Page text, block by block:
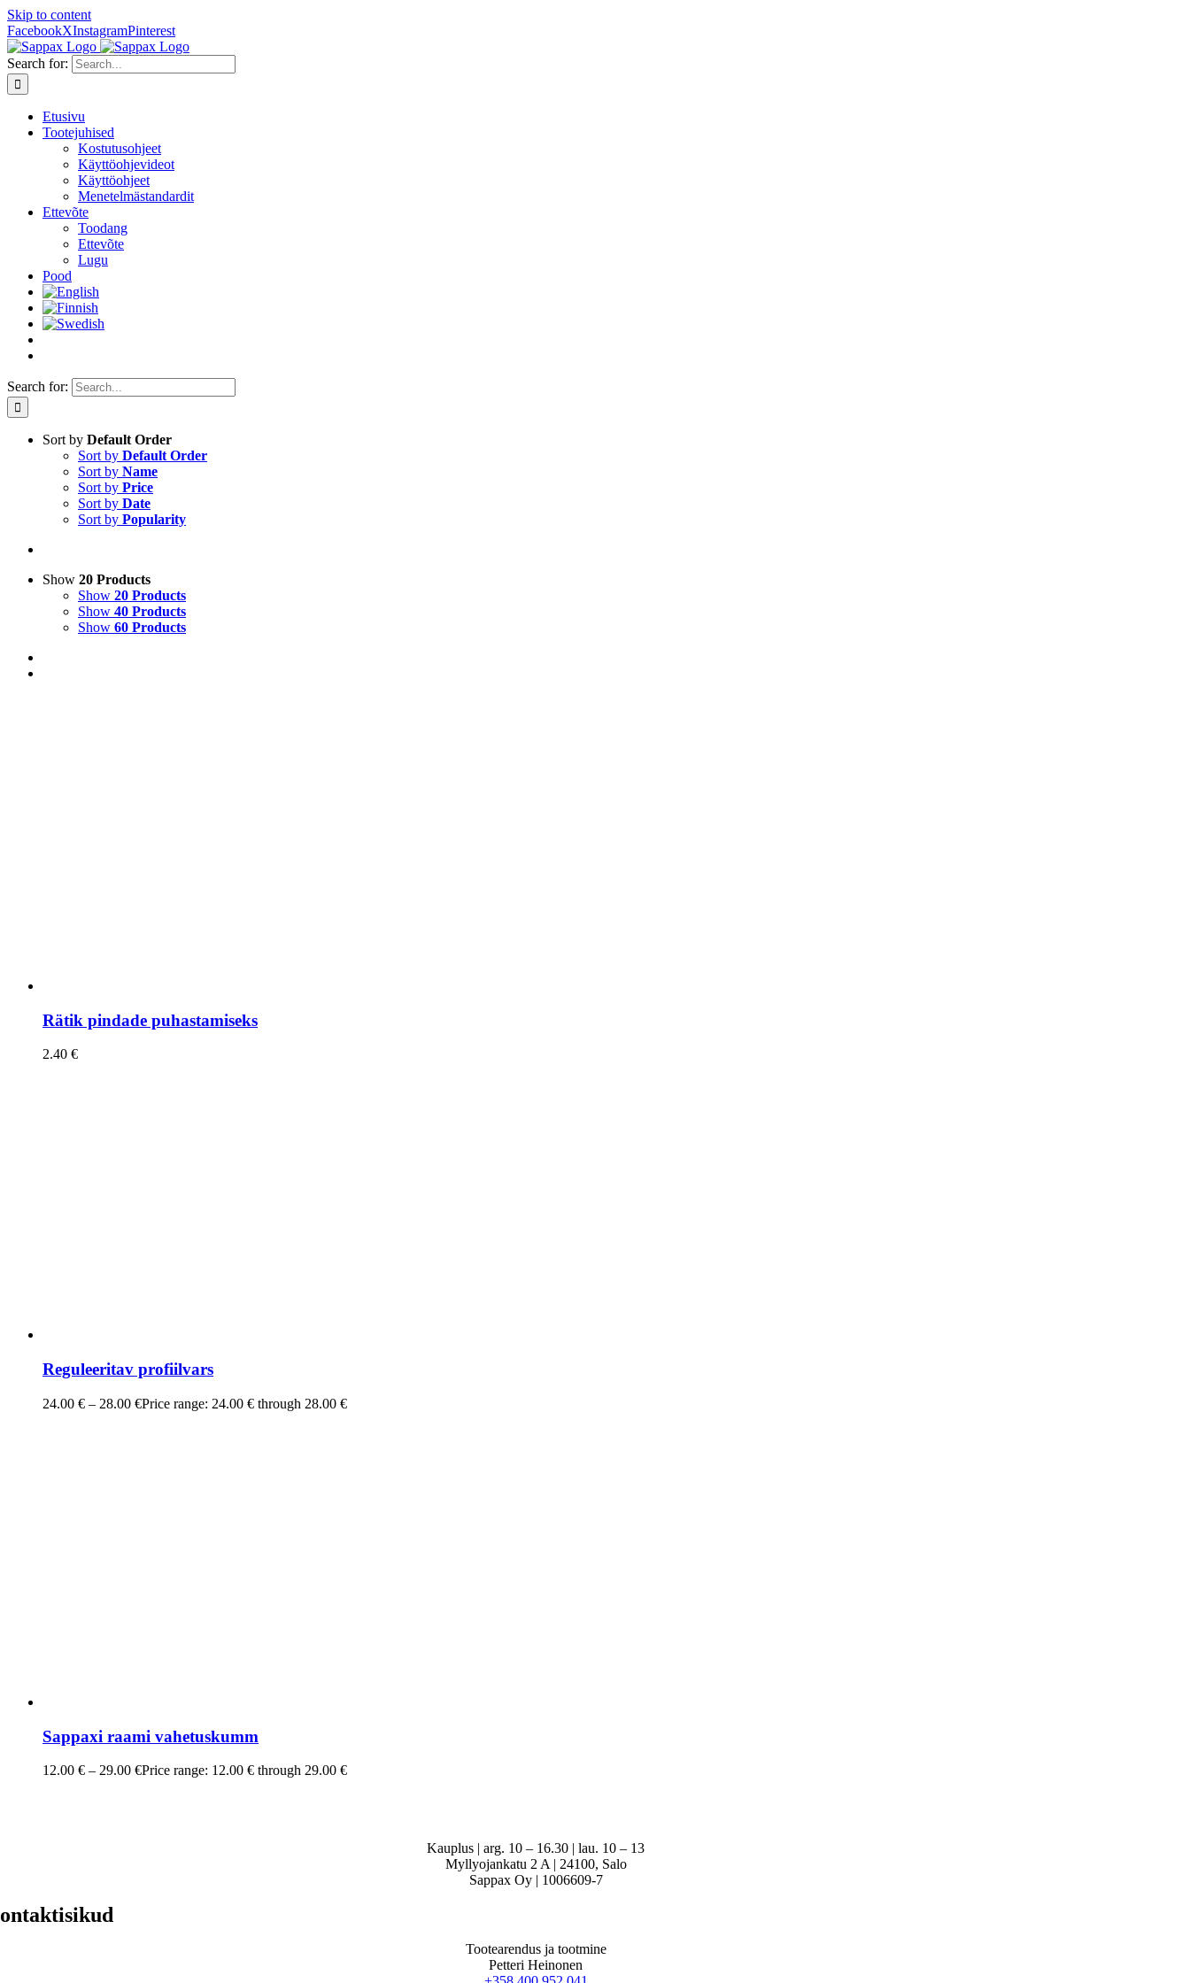
Skip to content
FacebookXInstagramPinterest
Search for:
Etusivu
Tootejuhised
Kostutusohjeet
Käyttöohjevideot
Käyttöohjeet
Menetelmästandardit
Ettevõte
Toodang
Ettevõte
Lugu
Pood
Search for:
Sort by Default Order
Sort by Default Order
Sort by Name
Sort by Price
Sort by Date
Sort by Popularity
Show 20 Products
Show 20 Products
Show 40 Products
Show 60 Products
Rätik pindade puhastamiseks
2.40 €
Reguleeritav profiilvars
24.00 € – 28.00 €Price range: 24.00 € through 28.00 €
Sappaxi raami vahetuskumm
12.00 € – 29.00 €Price range: 12.00 € through 29.00 €
Kauplus | arg. 10 – 16.30 | lau. 10 – 13
Myllyojankatu 2 A | 24100, Salo
Sappax Oy | 1006609-7
Tootearendus ja tootmine
Petteri Heinonen